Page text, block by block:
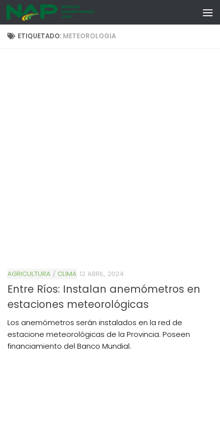
Skip to content
ETIQUETADO: METEOROLOGIA
AGRICULTURA / CLIMA 12 ABRIL, 2024
Entre Ríos: Instalan anemómetros en
estaciones meteorológicas
Los anemómetros serán instalados en la red de
estacione meteorológicas de la Provincia. Poseen
financiamiento del Banco Mundial.